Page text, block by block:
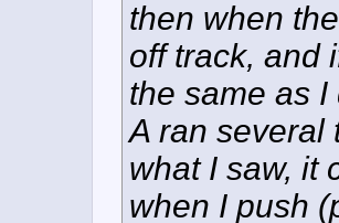
then when
off track, and
the same as I
A ran several
what I saw, it
when I push